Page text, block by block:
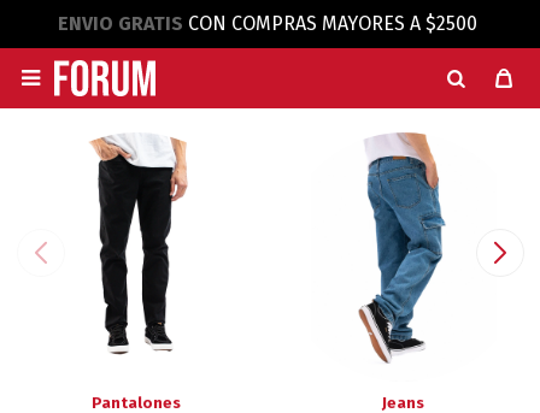
ENVIO GRATIS CON COMPRAS MAYORES A $2500

Pantalones Jeans